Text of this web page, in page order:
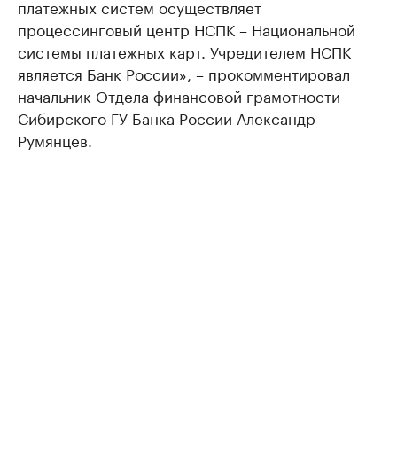
платежных систем осуществляет
процессинговый центр НСПК – Национальной
системы платежных карт. Учредителем НСПК
является Банк России», – прокомментировал
начальник Отдела финансовой грамотности
Сибирского ГУ Банка России Александр
Румянцев.